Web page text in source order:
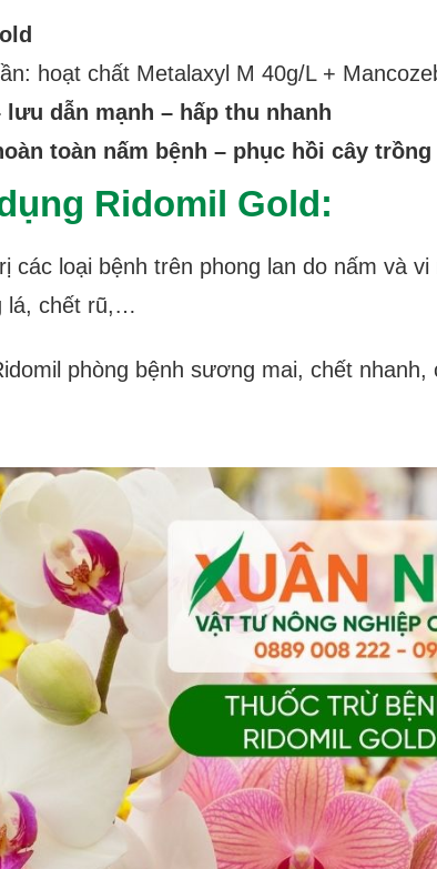
hoạt chất Metalaxyl M 40g/L +
lưu dẫn mạnh – hấp thu nhanh
toàn nấm bệnh – phục hồi cây
Ridomil Gold:
các loại bệnh trên phong lan do nấm và
lá, chết rũ,…
phòng bệnh sương mai, chết